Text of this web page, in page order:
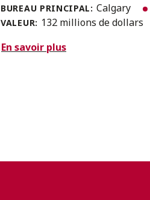
BUREAU PRINCIPAL: Calgary
VALEUR: 132 millions de dollars
En savoir plus